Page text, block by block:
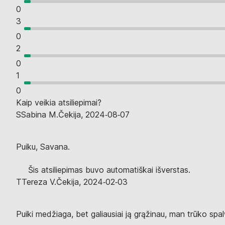
0
3
0
2
0
1
0
Kaip veikia atsiliepimai?
SSabina M.Čekija, 2024‑08‑07
Puiku, Savana.
Šis atsiliepimas buvo automatiškai išverstas.
TTereza V.Čekija, 2024‑02‑03
Puiki medžiaga, bet galiausiai ją grąžinau, man trūko